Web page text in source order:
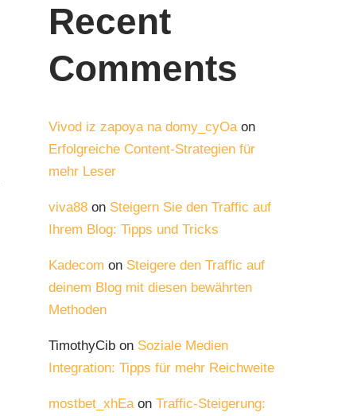
Recent
Comments
Vivod iz zapoya na domy_cyOaon
Erfolgreiche Content-Strategien für
mehr Leser
viva88 on Steigern Sie den Traffic auf
Ihrem Blog: Tipps und Tricks
Kadecom on Steigere den Traffic auf
deinem Blog mit diesen bewährten
Methoden
TimothyCib on Soziale Medien
Integration: Tipps für mehr Reichweite
mostbet_xhEaon Traffic-Steigerung: